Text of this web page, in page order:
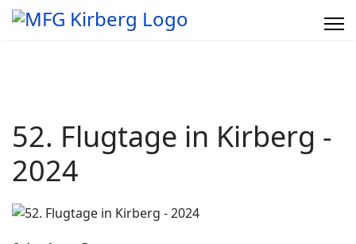
52. Flugtage in Kirberg -
2024